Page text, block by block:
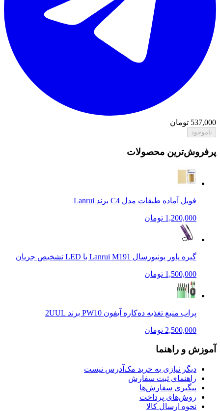
537,000 تومان
ناموجود
پرفروش‌ترین محصولات
فویل آماده طبقات مدل C4 برند Lanrui
1,200,000 تومان
گیره پاور یونیورسال Lanrui M191 با LED تشخیص جریان
1,500,000 تومان
پراب منبع تغذیه ده‌کاره آیفون PW10 برند 2UUL
2,500,000 تومان
آموزش و راهنما
دیگر نیازی به خرید مک‌آدرس نیست
راهنمای ثبت سفارش
پیگیری سفارش‌ها
روش‌های پرداخت
نحوه ارسال کالا